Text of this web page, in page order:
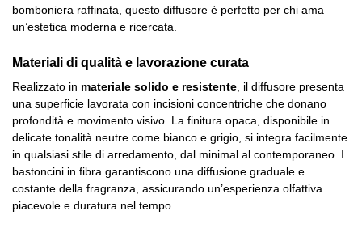
bomboniera raffinata, questo diffusore è perfetto per chi ama
un’estetica moderna e ricercata.
Materiali di qualità e lavorazione curata
Realizzato in materiale solido e resistente , il diffusore presenta
una superficie lavorata con incisioni concentriche che donano
profondità e movimento visivo. La finitura opaca, disponibile in
delicate tonalità neutre come bianco e grigio, si integra facilmente
in qualsiasi stile di arredamento, dal minimal al contemporaneo. I
bastoncini in fibra garantiscono una diffusione graduale e
costante della fragranza, assicurando un’esperienza olfattiva
piacevole e duratura nel tempo.